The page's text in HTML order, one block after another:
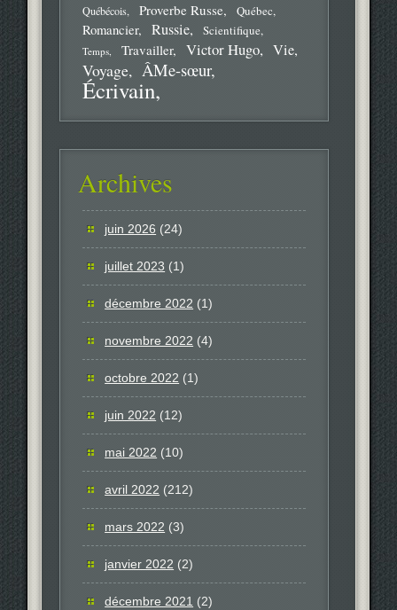
Québécois
Proverbe Russe Québec
Romancier Russie Scientifique
Temps Travailler Victor Hugo Vie
Voyage ÂMe-sœur
Écrivain
Archives
juin 2026 (24)
juillet 2023 (1)
décembre 2022 (1)
novembre 2022 (4)
octobre 2022 (1)
juin 2022 (12)
mai 2022 (10)
avril 2022 (212)
mars 2022 (3)
janvier 2022 (2)
décembre 2021 (2)